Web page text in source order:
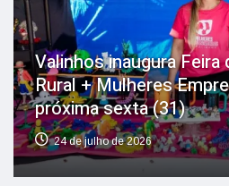
Valinhos inaugura
Rural + Mulheres
próxima sexta (31)
24 de julho de 2026